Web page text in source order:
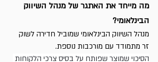
מה מייחד את האתגר של מנהל השיווק
הבינלאומי?
מנהל השיווק הבינלאומי שמוביל חדירה לשוק
זר מתמודד עם מורכבות נוספת.
הסיכוי שמוצר שפותח על בסיס צרכי הלקוחות